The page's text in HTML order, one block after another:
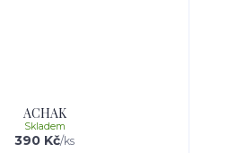
ACHAK
390 Kč/ks
Skladem